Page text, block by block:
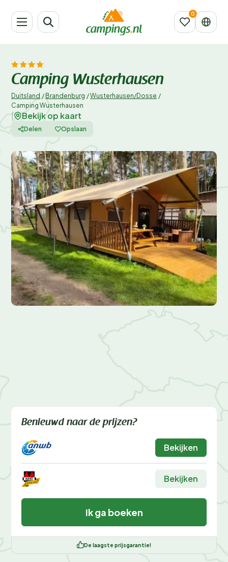
Camping Wusterhausen
Duitsland / Brandenburg /Wusterhausen/Dosse /
Camping Wusterhausen
Bekijk op kaart
Delen Opslaan
Benieuwd naar de prijzen?
Bekijken
Bekijken
Ik ga boeken
De laagste prijsgarantie!